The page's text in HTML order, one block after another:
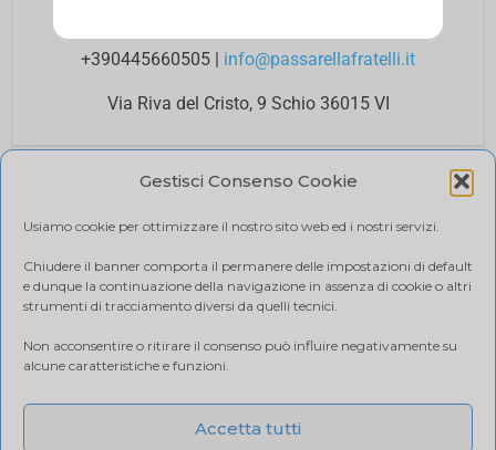
Gestisci Consenso Cookie
Usiamo cookie per ottimizzare il nostro sito web ed i nostri servizi.
Chiudere il banner comporta il permanere delle impostazioni di default
e dunque la continuazione della navigazione in assenza di cookie o altri
strumenti di tracciamento diversi da quelli tecnici.
Non acconsentire o ritirare il consenso può influire negativamente su
alcune caratteristiche e funzioni.
Accetta tutti
+390445660505 | info@passarellafratelli.it
Via Riva del Cristo, 9 Schio 36015 VI
I tuoi pagamenti online sono protetti e accettiamo il
RIMBORSI E RESI
Politica di reso
SPEDIZIONE
alla quantità di acquisto. Visualizza il tuo carrello.